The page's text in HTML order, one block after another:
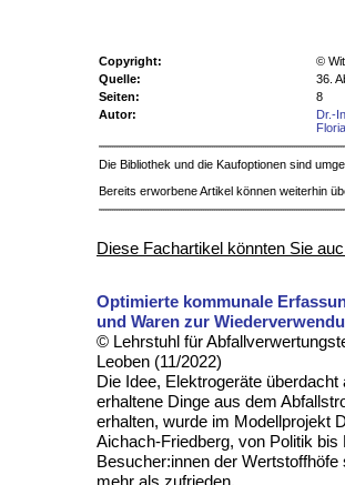
Copyright:
©
Quelle:
36.
Seiten:
8
Autor:
Dr.-
Die Bibliothek und die Kaufoptionen sind
Bereits erworbene Artikel können weiterhin
Diese Fachartikel könnten Sie
Optimierte kommunale
und Waren zur
© Lehrstuhl für
Leoben (11/2022)
Die Idee, Elektrogeräte
erhaltene Dinge aus dem
erhalten, wurde im Modellprojekt
Aichach-Friedberg, von Politik
Besucher:innen der
mehr als zufrieden.